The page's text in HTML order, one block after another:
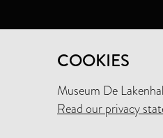
COOKIES
Museum De
Read our privacy
MUSEUM DE
OUDE SINGEL 32
+31 (0)71 5165360